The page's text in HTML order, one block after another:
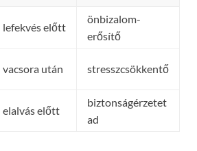
lefekvés előtt
önbizalom-
erősítő
vacsora után stresszcsökkentő
elalvás előtt
biztonságérzetet
ad